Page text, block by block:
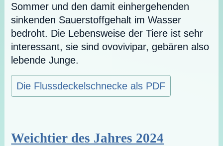
Sommer und den damit einhergehenden
sinkenden Sauerstoffgehalt im Wasser
bedroht. Die Lebensweise der Tiere ist sehr
interessant, sie sind ovovivipar, gebären also
lebende Junge.
Die Flussdeckelschnecke als PDF
Weichtier des Jahres 2024